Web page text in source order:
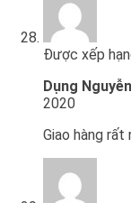
Được xếp
Dụng Nguyễn
2020
Giao hàng rất